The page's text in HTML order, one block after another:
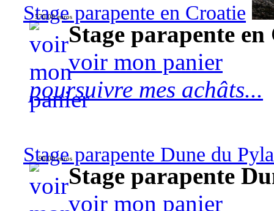
Stage parapente en Croatie
570,00 euros
Stage parapente
voir mon panier
poursuivre mes achâts...
Stage parapente Dune du
90,00 euros
Stage parapente
voir mon panier